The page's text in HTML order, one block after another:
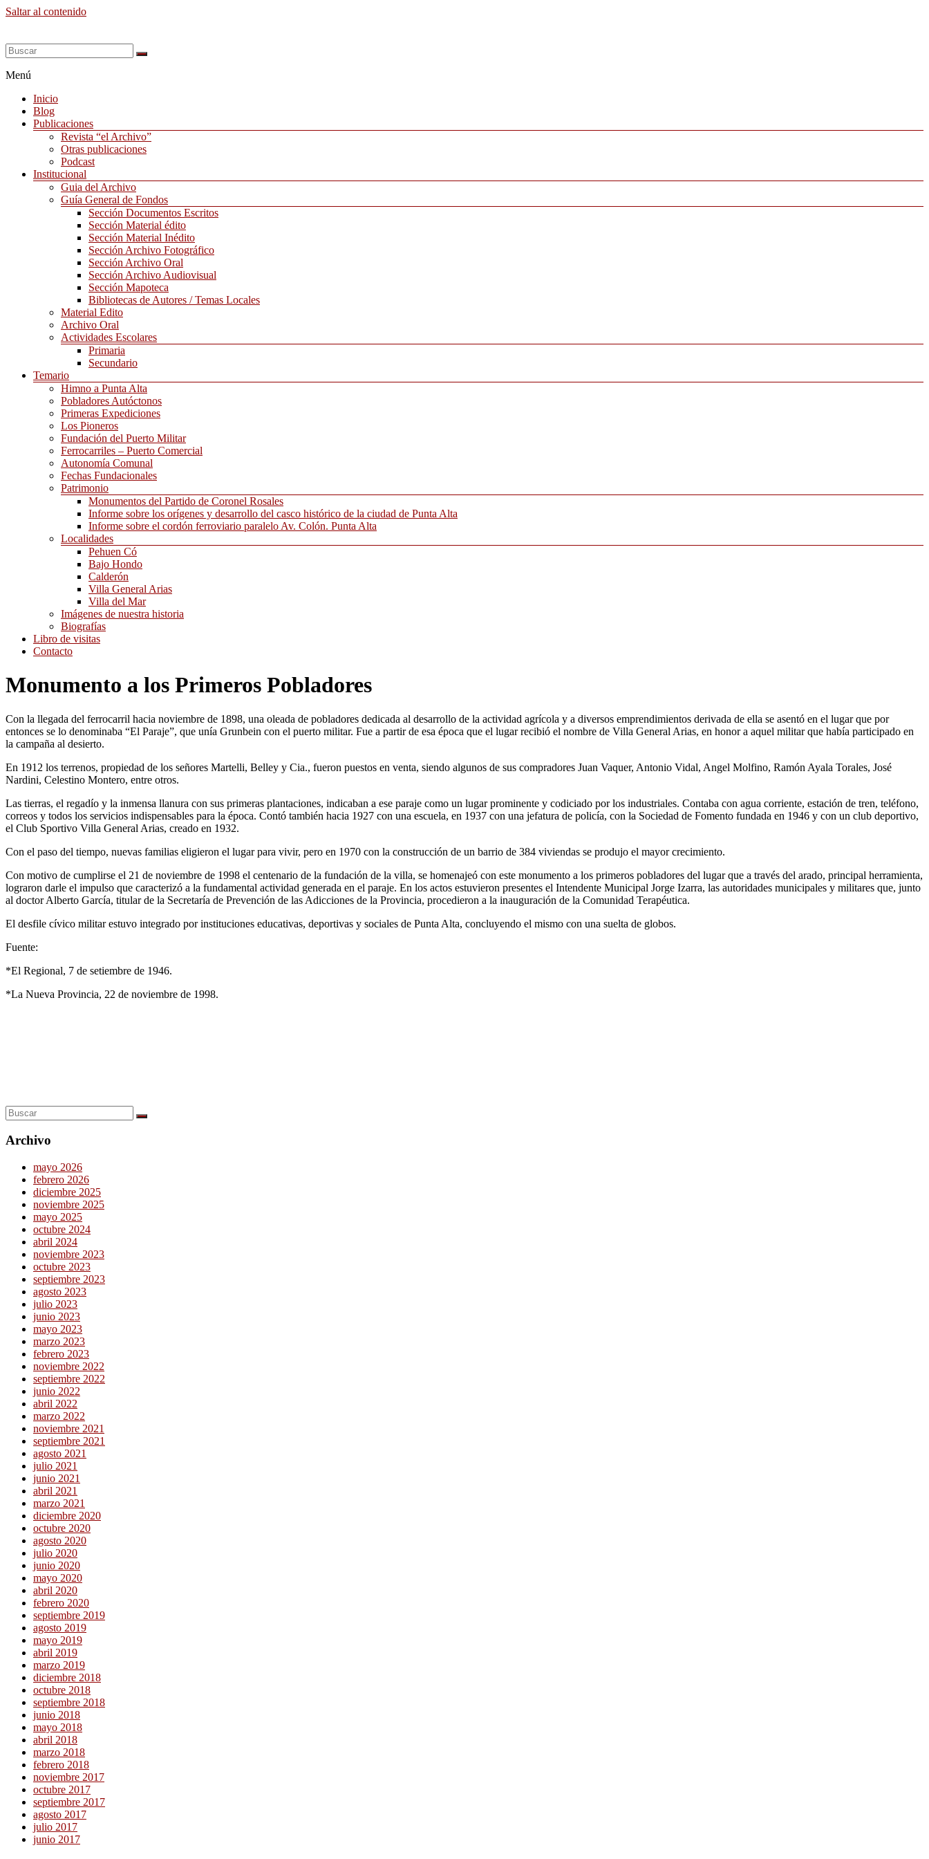
Saltar al contenido
Menú
Inicio
Blog
Publicaciones
Revista “el Archivo”
Otras publicaciones
Podcast
Institucional
Guia del Archivo
Guía General de Fondos
Sección Documentos Escritos
Sección Material édito
Sección Material Inédito
Sección Archivo Fotográfico
Sección Archivo Oral
Sección Archivo Audiovisual
Sección Mapoteca
Bibliotecas de Autores / Temas Locales
Material Edito
Archivo Oral
Actividades Escolares
Primaria
Secundario
Temario
Himno a Punta Alta
Pobladores Autóctonos
Primeras Expediciones
Los Pioneros
Fundación del Puerto Militar
Ferrocarriles – Puerto Comercial
Autonomía Comunal
Fechas Fundacionales
Patrimonio
Monumentos del Partido de Coronel Rosales
Informe sobre los orígenes y desarrollo del casco histórico de la ciudad de Punta Alta
Informe sobre el cordón ferroviario paralelo Av. Colón. Punta Alta
Localidades
Pehuen Có
Bajo Hondo
Calderón
Villa General Arias
Villa del Mar
Imágenes de nuestra historia
Biografías
Libro de visitas
Contacto
Monumento a los Primeros Pobladores
Con la llegada del ferrocarril hacia noviembre de 1898, una oleada de pobladores dedicada al desarrollo de la actividad agrícola y a diversos emprendimientos derivada de ella se asentó en el lugar que por
entonces se lo denominaba “El Paraje”, que unía Grunbein con el puerto militar. Fue a partir de esa época que el lugar recibió el nombre de Villa General Arias, en honor a aquel militar que había participado en
la campaña al desierto.
En 1912 los terrenos, propiedad de los señores Martelli, Belley y Cia., fueron puestos en venta, siendo algunos de sus compradores Juan Vaquer, Antonio Vidal, Angel Molfino, Ramón Ayala Torales, José
Nardini, Celestino Montero, entre otros.
Las tierras, el regadío y la inmensa llanura con sus primeras plantaciones, indicaban a ese paraje como un lugar prominente y codiciado por los industriales. Contaba con agua corriente, estación de tren, teléfono,
correos y todos los servicios indispensables para la época. Contó también hacia 1927 con una escuela, en 1937 con una jefatura de policía, con la Sociedad de Fomento fundada en 1946 y con un club deportivo,
el Club Sportivo Villa General Arias, creado en 1932.
Con el paso del tiempo, nuevas familias eligieron el lugar para vivir, pero en 1970 con la construcción de un barrio de 384 viviendas se produjo el mayor crecimiento.
Con motivo de cumplirse el 21 de noviembre de 1998 el centenario de la fundación de la villa, se homenajeó con este monumento a los primeros pobladores del lugar que a través del arado, principal herramienta,
lograron darle el impulso que caracterizó a la fundamental actividad generada en el paraje. En los actos estuvieron presentes el Intendente Municipal Jorge Izarra, las autoridades municipales y militares que, junto
al doctor Alberto García, titular de la Secretaría de Prevención de las Adicciones de la Provincia, procedieron a la inauguración de la Comunidad Terapéutica.
El desfile cívico militar estuvo integrado por instituciones educativas, deportivas y sociales de Punta Alta, concluyendo el mismo con una suelta de globos.
Fuente:
*El Regional, 7 de setiembre de 1946.
*La Nueva Provincia, 22 de noviembre de 1998.
Archivo
mayo 2026
febrero 2026
diciembre 2025
noviembre 2025
mayo 2025
octubre 2024
abril 2024
noviembre 2023
octubre 2023
septiembre 2023
agosto 2023
julio 2023
junio 2023
mayo 2023
marzo 2023
febrero 2023
noviembre 2022
septiembre 2022
junio 2022
abril 2022
marzo 2022
noviembre 2021
septiembre 2021
agosto 2021
julio 2021
junio 2021
abril 2021
marzo 2021
diciembre 2020
octubre 2020
agosto 2020
julio 2020
junio 2020
mayo 2020
abril 2020
febrero 2020
septiembre 2019
agosto 2019
mayo 2019
abril 2019
marzo 2019
diciembre 2018
octubre 2018
septiembre 2018
junio 2018
mayo 2018
abril 2018
marzo 2018
febrero 2018
noviembre 2017
octubre 2017
septiembre 2017
agosto 2017
julio 2017
junio 2017